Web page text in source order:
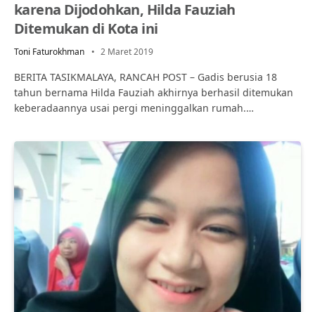
karena Dijodohkan, Hilda Fauziah
Ditemukan di Kota ini
Toni Faturokhman 2 Maret 2019
BERITA TASIKMALAYA, RANCAH POST – Gadis berusia 18
tahun bernama Hilda Fauziah akhirnya berhasil ditemukan
keberadaannya usai pergi meninggalkan rumah.…